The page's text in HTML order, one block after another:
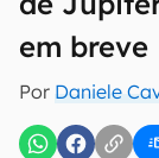
em breve
Por Daniele